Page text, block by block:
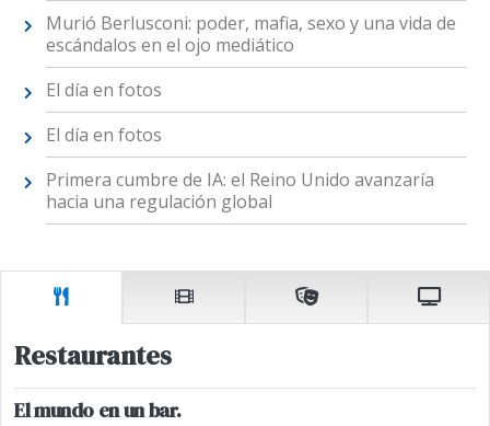
Murió Berlusconi: poder, mafia, sexo y una vida de
escándalos en el ojo mediático
El día en fotos
El día en fotos
Primera cumbre de IA: el Reino Unido avanzaría
hacia una regulación global
Restaurantes
El mundo en un bar.